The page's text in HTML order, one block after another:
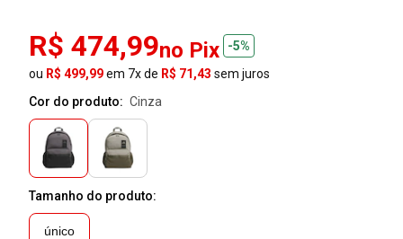
R$ 474,99no Pix
-5%
ou R$ 499,99em 7x de R$ 71,43 sem juros
Cor do produto:
cinza
Tamanho do produto:
único